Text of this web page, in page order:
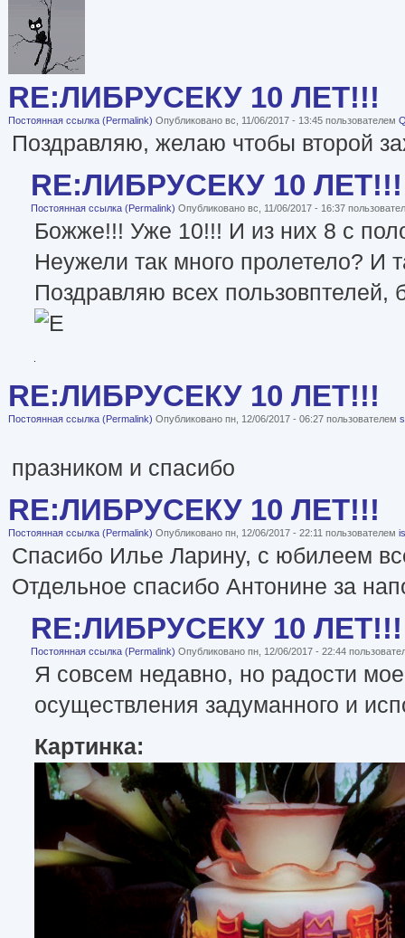
RE:ЛИБРУСЕКУ 10 ЛЕТ!!!
Постоянная ссылка (Permalink) Опубликовано вс, 11/06/2017 - 13:45 пользователем
Поздравляю, желаю чтобы второй
RE:ЛИБРУСЕКУ 10 ЛЕТ!!!
Постоянная ссылка (Permalink) Опубликовано вс, 11/06/2017 - 16:37
Божже!!! Уже 10!!! И из них 8 с
Неужели так много пролетело? И
Поздравляю всех
RE:ЛИБРУСЕКУ 10 ЛЕТ!!!
Постоянная ссылка (Permalink) Опубликовано пн, 12/06/2017 - 06:27 пользователем
празником и спасибо
RE:ЛИБРУСЕКУ 10 ЛЕТ!!!
Постоянная ссылка (Permalink) Опубликовано пн, 12/06/2017 - 22:11 пользователем
Спасибо Илье Ларину, с юбилеем
Отдельное спасибо Антонине за
RE:ЛИБРУСЕКУ 10 ЛЕТ!!!
Постоянная ссылка (Permalink) Опубликовано пн, 12/06/2017 - 22:44
Я совсем недавно, но радости
осуществления задуманного и
Картинка: